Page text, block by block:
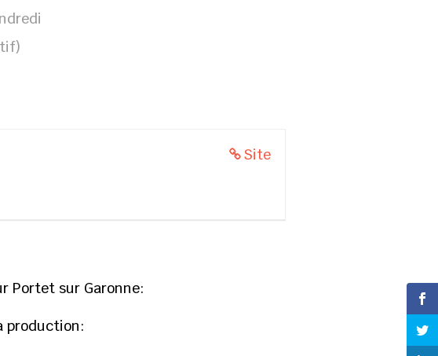
Site
Portet sur Garonne:
production: